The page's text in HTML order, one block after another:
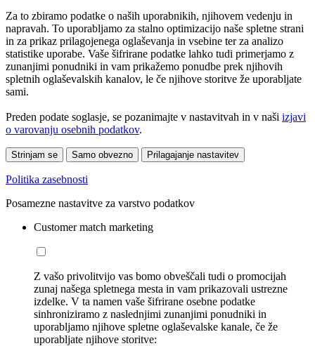
Za to zbiramo podatke o naših uporabnikih, njihovem vedenju in
napravah. To uporabljamo za stalno optimizacijo naše spletne strani
in za prikaz prilagojenega oglaševanja in vsebine ter za analizo
statistike uporabe. Vaše šifrirane podatke lahko tudi primerjamo z
zunanjimi ponudniki in vam prikažemo ponudbe prek njihovih
spletnih oglaševalskih kanalov, le če njihove storitve že uporabljate
sami.
Preden podate soglasje, se pozanimajte v nastavitvah in v naši izjavi
o varovanju osebnih podatkov.
Strinjam se Samo obvezno Prilagajanje nastavitev
Politika zasebnosti
Posamezne nastavitve za varstvo podatkov
Customer match marketing
Z vašo privolitvijo vas bomo obveščali tudi o promocijah
zunaj našega spletnega mesta in vam prikazovali ustrezne
izdelke. V ta namen vaše šifrirane osebne podatke
sinhroniziramo z naslednjimi zunanjimi ponudniki in
uporabljamo njihove spletne oglaševalske kanale, če že
uporabljate njihove storitve: